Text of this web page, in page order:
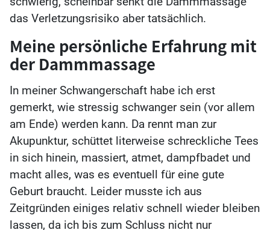
das Verletzungsrisiko aber tatsächlich.
Meine persönliche Erfahrung mit
der Dammmassage
In meiner Schwangerschaft habe ich erst
gemerkt, wie stressig schwanger sein (vor allem
am Ende) werden kann. Da rennt man zur
Akupunktur, schüttet literweise schreckliche Tees
in sich hinein, massiert, atmet, dampfbadet und
macht alles, was es eventuell für eine gute
Geburt braucht. Leider musste ich aus
Zeitgründen einiges relativ schnell wieder bleiben
lassen, da ich bis zum Schluss nicht nur